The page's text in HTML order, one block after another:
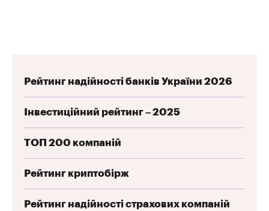
Рейтинг надійності банків України 2026
Інвестиційний рейтинг – 2025
ТОП 200 компаній
Рейтинг криптобірж
Рейтинг надійності страхових компаній